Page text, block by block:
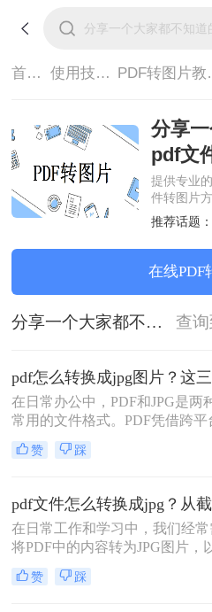
首页> 使用技巧>
分享
pdf文
提供专业
件转图片
技术，确
码。支持
保障隐私
家都不知
装，高效
推荐话题：
在线PDF
分享一个大家都不知道的pdf文件转图片方法 查询
在日常办公中，PDF和JPG是两
常用的文件格式。PDF凭借跨平
容性和文档保护特性，广泛用于
同、报告、扫描件的存储与传输
合网页展示、社交媒体发布和图
辑。那么，PDF怎么转换成JPG
呢？本文将先给出三种方案的直
比，再逐一拆解操作步骤，您可
使用频率、文件数量和隐私需求
选择最合适的方法。
赞 踩
在日常工作和学习中，我们经常
将PDF中的内容转为JPG图片，
插入PPT、上传网页或通过微信分
享。PDF怎么转JPG图片？本文
赞 踩